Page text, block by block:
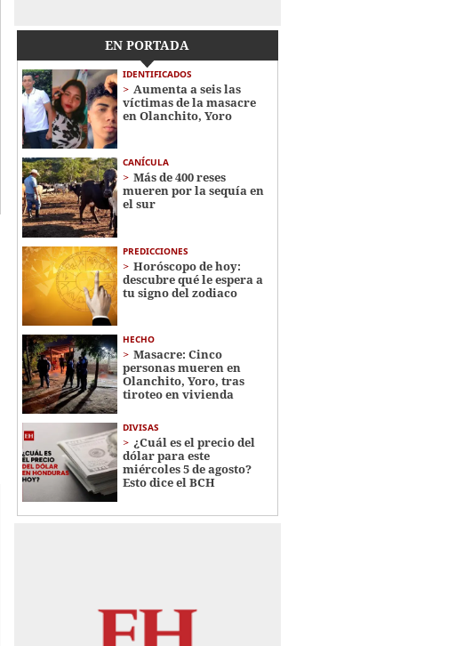
EN PORTADA
IDENTIFICADOS
Aumenta a seis las
víctimas de la masacre
en Olanchito, Yoro
CANÍCULA
Más de 400 reses
mueren por la sequía en
el sur
PREDICCIONES
Horóscopo de hoy:
descubre qué le espera a
tu signo del zodiaco
HECHO
Masacre: Cinco
personas mueren en
Olanchito, Yoro, tras
tiroteo en vivienda
DIVISAS
¿Cuál es el precio del
dólar para este
miércoles 5 de agosto?
Esto dice el BCH